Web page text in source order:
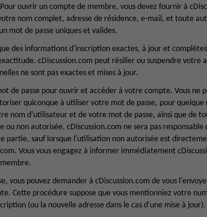
ouvrir un compte de membre, vous devez fournir à
nom complet, adresse de résidence, e-mail, et toute
mot de passe uniques et valides.
des informations d'inscription exactes, à jour et
cDiscussion.com peut résilier ou suspendre votre
ne sont pas exactes et mises à jour.
de passe pour ouvrir et accéder à votre compte. Vous ne
quiconque à utiliser votre mot de passe, pour quelque
nom d'utilisateur et de votre mot de passe, ainsi que de
non autorisée. cDiscussion.com ne sera pas
partie, sauf lorsque l'utilisation non autorisée est
Vous vous engagez à informer immédiatement
vous pouvez demander à cDiscussion.com de vous
Cette procédure suppose que vous mentionniez votre
(ou la nouvelle adresse dans le cas d'une mise à jour).